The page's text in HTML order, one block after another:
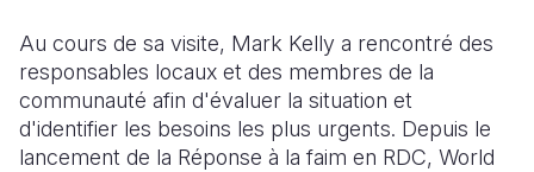
Au cours de sa visite, Mark Kelly a rencontré des
responsables locaux et des membres de la
communauté afin d'évaluer la situation et
d'identifier les besoins les plus urgents. Depuis le
lancement de la Réponse à la faim en RDC, World